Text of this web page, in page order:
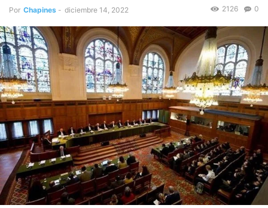
Por Chapines - diciembre 14, 2022 0
2126